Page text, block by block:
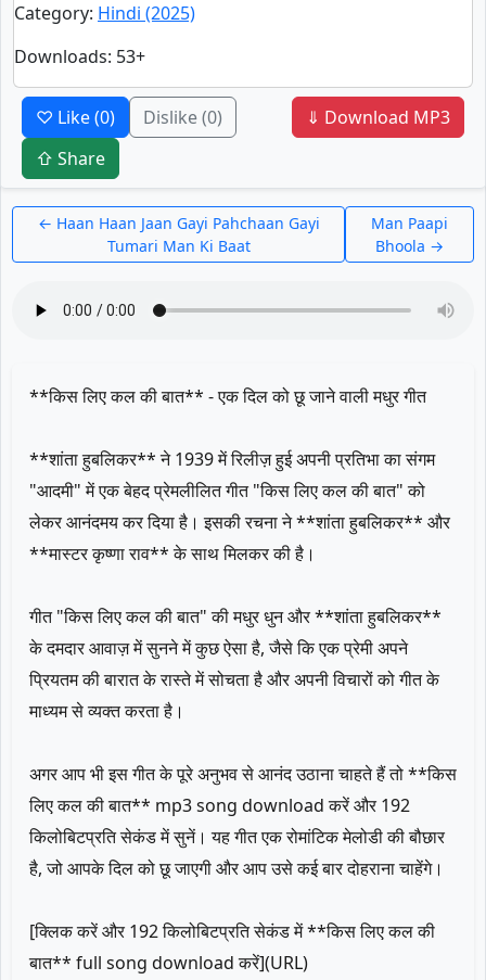
Category: Hindi (2025)
Downloads: 53+
♡ Like(0) Dislike(0)
⇓ Download MP3
⇧ Share
← Haan Haan Jaan Gayi Pahchaan Gayi
Tumari Man Ki Baat
Man Paapi
Bhoola →
**किस लिए कल की बात** - एक दिल को छू जाने वाली मधुर गीत
**शांता हुबलिकर** ने 1939 में रिलीज़ हुई अपनी प्रतिभा का संगम
"आदमी" में एक बेहद प्रेमलीलित गीत "किस लिए कल की बात" को
लेकर आनंदमय कर दिया है। इसकी रचना ने **शांता हुबलिकर** और
**मास्टर कृष्णा राव** के साथ मिलकर की है।
गीत "किस लिए कल की बात" की मधुर धुन और **शांता हुबलिकर**
के दमदार आवाज़ में सुनने में कुछ ऐसा है, जैसे कि एक प्रेमी अपने
प्रियतम की बारात के रास्ते में सोचता है और अपनी विचारों को गीत के
माध्यम से व्यक्त करता है।
अगर आप भी इस गीत के पूरे अनुभव से आनंद उठाना चाहते हैं तो **किस
लिए कल की बात** mp3 song download करें और 192
किलोबिटप्रति सेकंड में सुनें। यह गीत एक रोमांटिक मेलोडी की बौछार
है, जो आपके दिल को छू जाएगी और आप उसे कई बार दोहराना चाहेंगे।
[क्लिक करें और 192 किलोबिटप्रति सेकंड में **किस लिए कल की
बात** full song download करें](URL)